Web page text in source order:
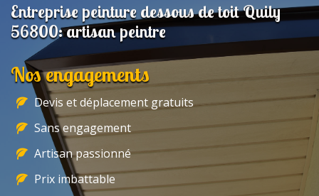
Entreprise peinture dessous de toit Quily
56800: artisan peintre
Nos engagements
Devis et déplacement gratuits
Sans engagement
Artisan passionné
Prix imbattable